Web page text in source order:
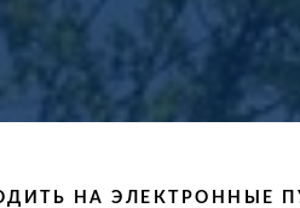
НА ЭЛЕКТРОННЫЕ